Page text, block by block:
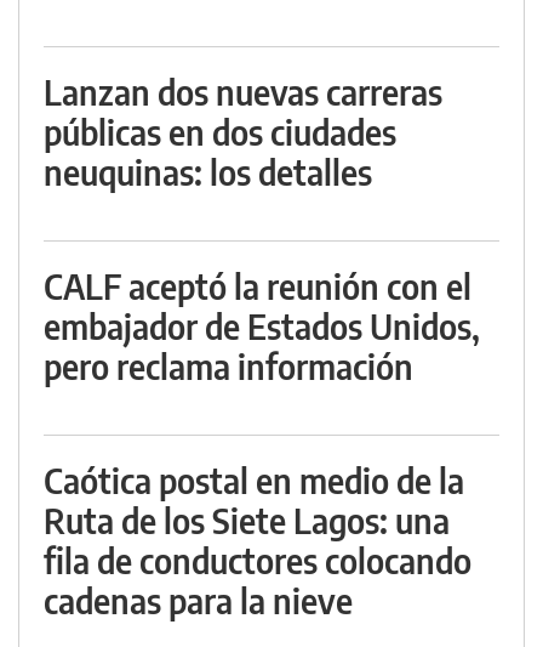
Lanzan dos nuevas carreras
públicas en dos ciudades
neuquinas: los detalles
CALF aceptó la reunión con el
embajador de Estados Unidos,
pero reclama información
Caótica postal en medio de la
Ruta de los Siete Lagos: una
fila de conductores colocando
cadenas para la nieve